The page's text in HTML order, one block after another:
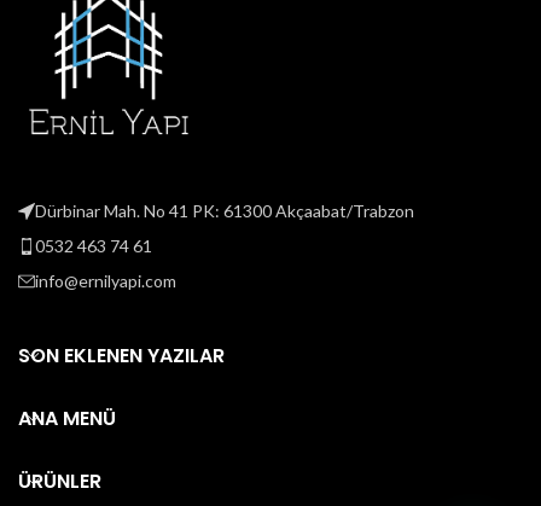
Dürbinar Mah. No 41 PK: 61300 Akçaabat/Trabzon
0532 463 74 61
info@ernilyapi.com
SON EKLENEN YAZILAR
ANA MENÜ
ÜRÜNLER